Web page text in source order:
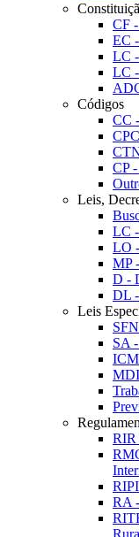
CF
EC
LC
LC -
Códigos
CC
CP
Leis,
LC
LO
MP
D -
DL
Leis
SA
RIR
RA